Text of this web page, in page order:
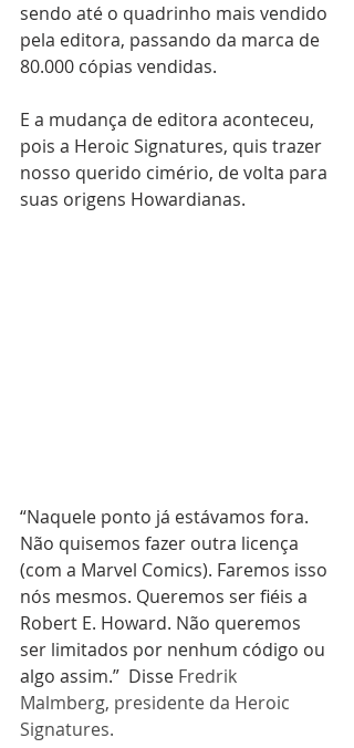
sendo até o quadrinho mais vendido
pela editora, passando da marca de
80.000 cópias vendidas.
E a mudança de editora aconteceu,
pois a Heroic Signatures, quis trazer
nosso querido cimério, de volta para
suas origens Howardianas.
“Naquele ponto já estávamos fora.
Não quisemos fazer outra licença
(com a Marvel Comics). Faremos isso
nós mesmos. Queremos ser fiéis a
Robert E. Howard. Não queremos
ser limitados por nenhum código ou
algo assim.”  Disse Fredrik
Malmberg, presidente da Heroic
Signatures.